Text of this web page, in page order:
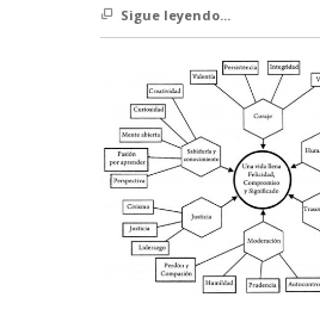
Sigue leyendo...